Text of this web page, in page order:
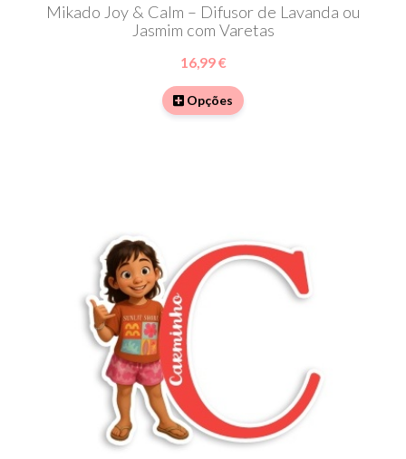
Mikado Joy & Calm – Difusor de Lavanda ou
Jasmim com Varetas
16,99 €
Opções